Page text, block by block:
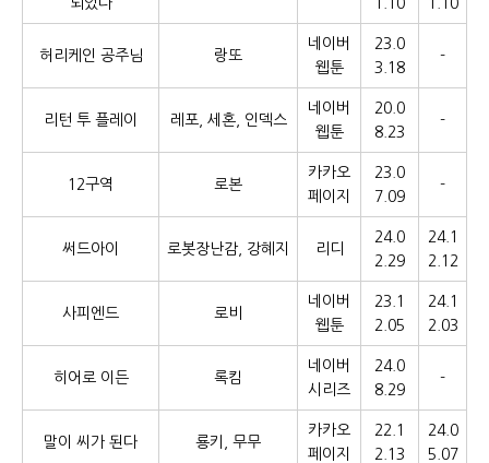
되었다
1.10
1.10
허리케인 공주님 랑또
네이버
웹툰
23.0
3.18
-
리턴 투 플레이 레포, 세혼, 인덱스
네이버
웹툰
20.0
8.23
-
12구역 로본
카카오
페이지
23.0
7.09
-
써드아이 로봇장난감, 강혜지 리디
24.0
2.29
24.1
2.12
사피엔드 로비
네이버
웹툰
23.1
2.05
24.1
2.03
히어로 이든 록킴
네이버
시리즈
24.0
8.29
-
말이 씨가 된다 룡키, 무무
카카오
페이지
22.1
2.13
24.0
5.07